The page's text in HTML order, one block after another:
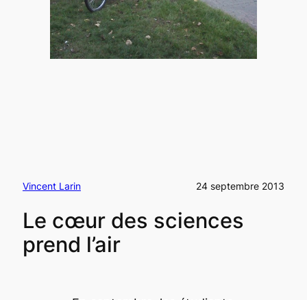
Vincent Larin 24 septembre 2013
Le cœur des sciences
prend l’air